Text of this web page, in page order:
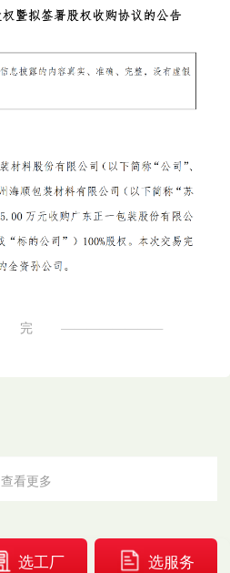
完
查看更多
选工厂 选服务